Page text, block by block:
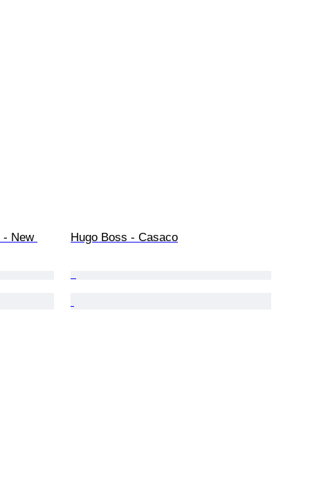
- New
Hugo Boss - Casaco